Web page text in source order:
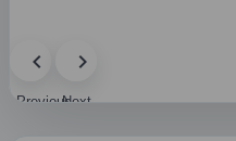
PreviousNext